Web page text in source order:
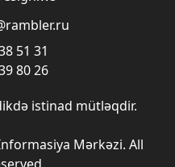
51 31
80 26
istinad mütləqdir.
Mərkəzi. All